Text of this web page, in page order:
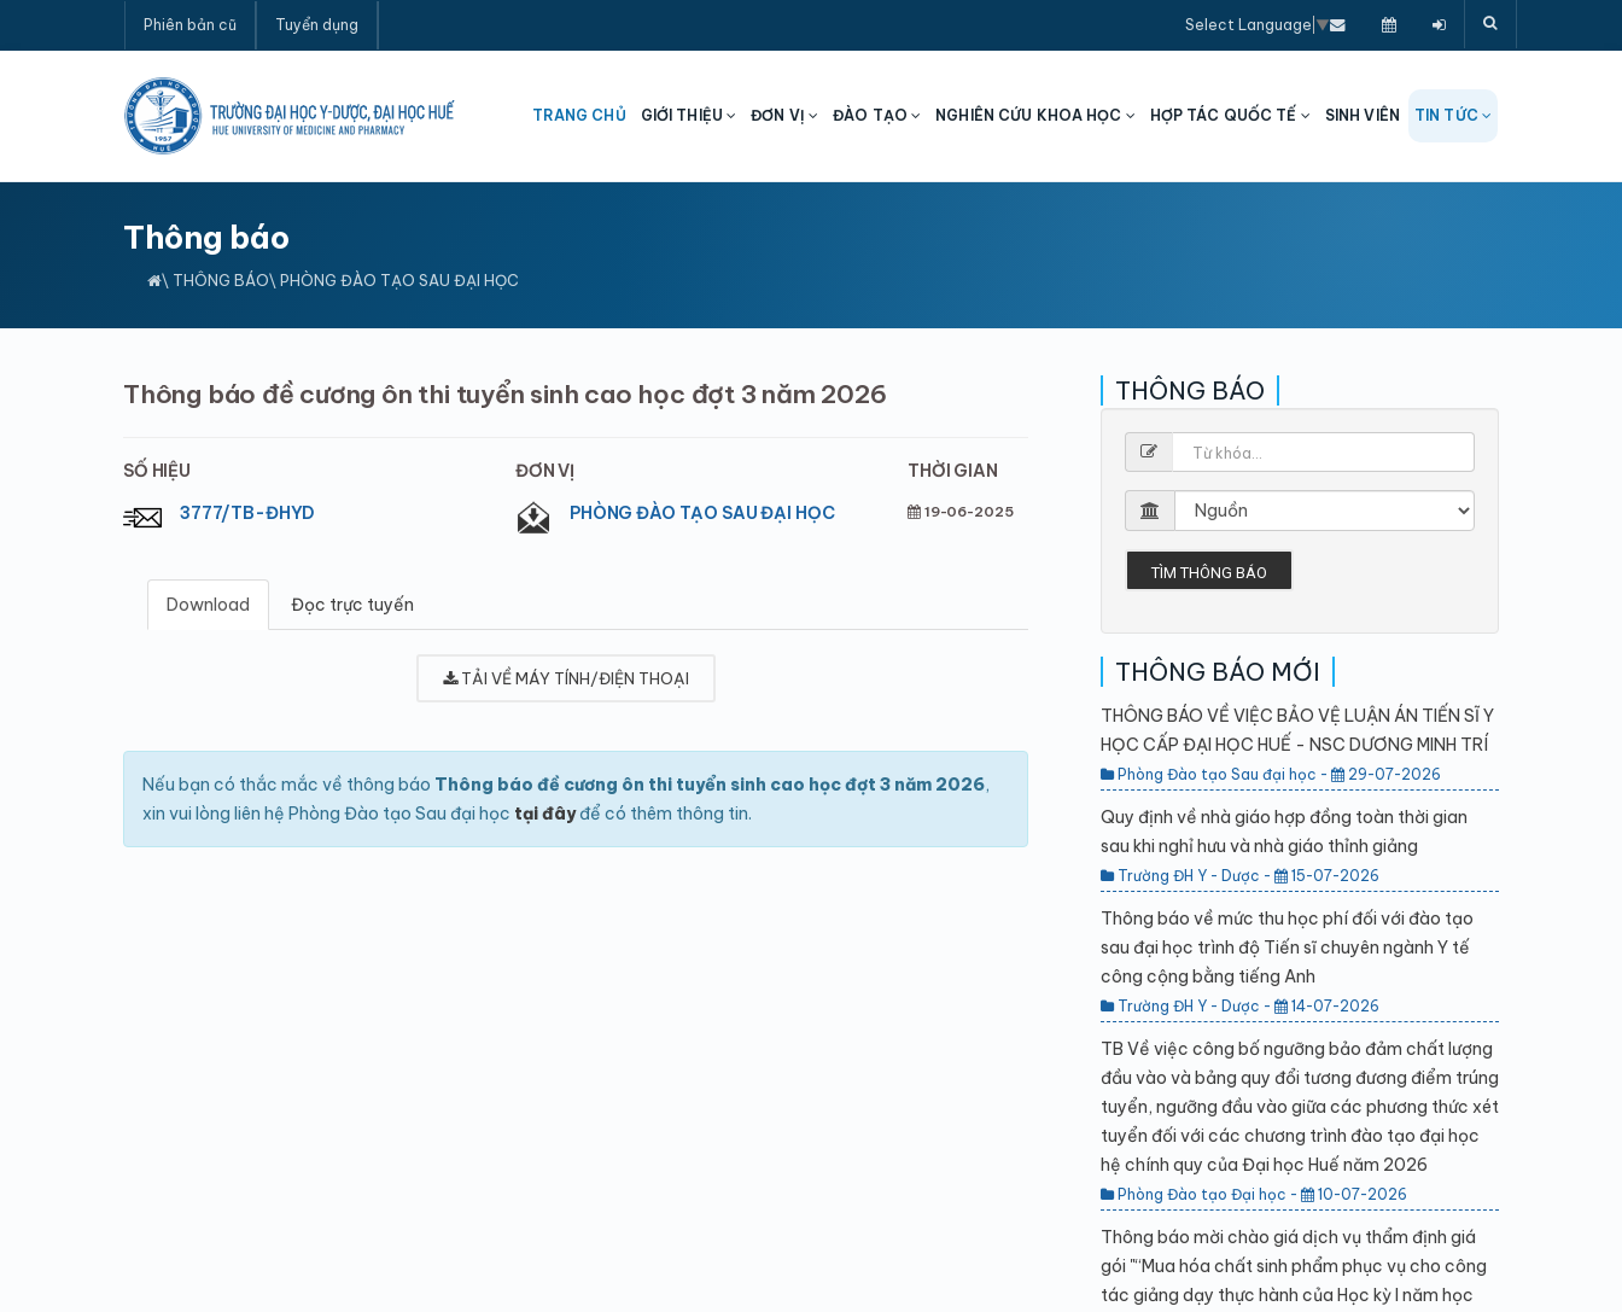
Phiên bản cũ Tuyển dụng Select Language ▼
TRANG CHỦ GIỚI THIỆU ĐƠN VỊ ĐÀO TẠO NGHIÊN CỨU KHOA HỌC HỢP TÁC QUỐC TẾ SINH VIÊN TIN TỨC
Thông báo
\ THÔNG BÁO\ PHÒNG ĐÀO TẠO SAU ĐẠI HỌC
Thông báo đề cương ôn thi tuyển sinh cao học đợt 3 năm 2026
SỐ HIỆU
3777/TB-ĐHYD
ĐƠN VỊ
PHÒNG ĐÀO TẠO SAU ĐẠI HỌC
THỜI GIAN
19-06-2025
Download Đọc trực tuyến
TẢI VỀ MÁY TÍNH/ĐIỆN THOẠI
Nếu bạn có thắc mắc về thông báo Thông báo đề cương ôn thi tuyển sinh cao học đợt 3 năm 2026,
xin vui lòng liên hệ Phòng Đào tạo Sau đại học tại đâyđể có thêm thông tin.
THÔNG BÁO
TÌM THÔNG BÁO
THÔNG BÁO MỚI
THÔNG BÁO VỀ VIỆC BẢO VỆ LUẬN ÁN TIẾN SĨ Y
HỌC CẤP ĐẠI HỌC HUẾ - NSC DƯƠNG MINH TRÍ
Phòng Đào tạo Sau đại học - 29-07-2026
Quy định về nhà giáo hợp đồng toàn thời gian
sau khi nghỉ hưu và nhà giáo thỉnh giảng
Trường ĐH Y - Dược - 15-07-2026
Thông báo về mức thu học phí đối với đào tạo
sau đại học trình độ Tiến sĩ chuyên ngành Y tế
công cộng bằng tiếng Anh
Trường ĐH Y - Dược - 14-07-2026
TB Về việc công bố ngưỡng bảo đảm chất lượng
đầu vào và bảng quy đổi tương đương điểm trúng
tuyển, ngưỡng đầu vào giữa các phương thức xét
tuyển đối với các chương trình đào tạo đại học
hệ chính quy của Đại học Huế năm 2026
Phòng Đào tạo Đại học - 10-07-2026
Thông báo mời chào giá dịch vụ thẩm định giá
gói "“Mua hóa chất sinh phẩm phục vụ cho công
tác giảng dạy thực hành của Học kỳ I năm học